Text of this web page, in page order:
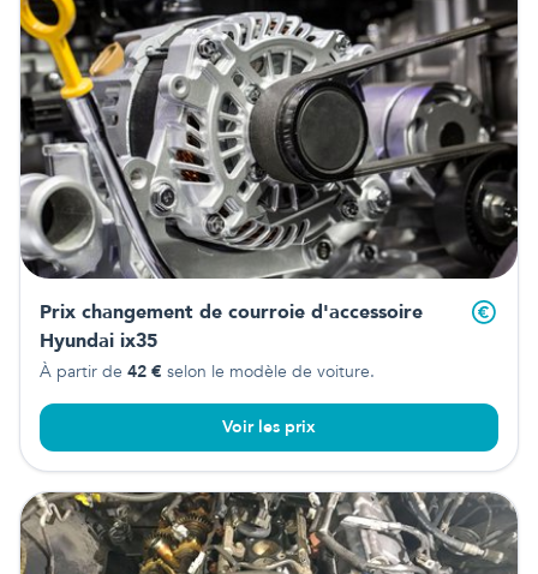
Prix changement de courroie d'accessoire
Hyundai ix35
À partir de 42 € selon le modèle de voiture.
Voir les prix